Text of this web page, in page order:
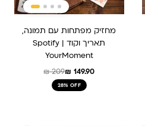
מחזיק מפתחות עם תמונה,
תאריך וקוד Spotify |
YourMoment
₪209₪ 149.90
28% OFF